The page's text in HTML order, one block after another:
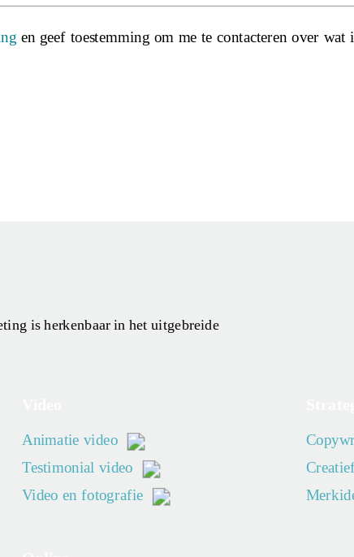
en geef toestemming om me te contacteren over
is herkenbaar in het uitgebreide
Animatie video
Testimonial video
Video en fotografie